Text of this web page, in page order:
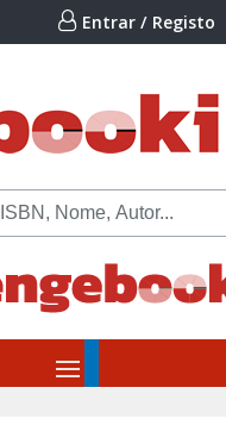
Entrar / Registo